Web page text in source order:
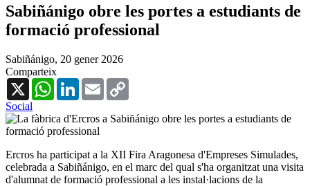
Sabiñánigo obre les portes a estudiants de
formació professional
Sabiñánigo, 20 gener 2026
Comparteix
X
WhatsAppLinkedInEmail
Social
Ercros ha participat a la XII Fira Aragonesa d'Empreses Simulades,
celebrada a Sabiñánigo, en el marc del qual s'ha organitzat una visita
d'alumnat de formació professional a les instal·lacions de la